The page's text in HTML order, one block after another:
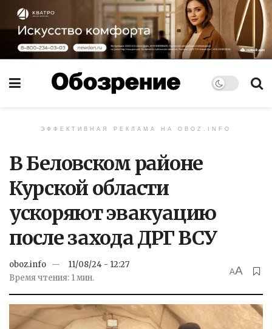
ЭФФЕКТИВНАЯ РЕКЛАМА НА OBOZ.INFO
В Беловском районе
Курской области
ускоряют эвакуацию
после захода ДРГ ВСУ
oboz.info
11/08/24 - 12:27
Время чтения: 1 мин.
AA